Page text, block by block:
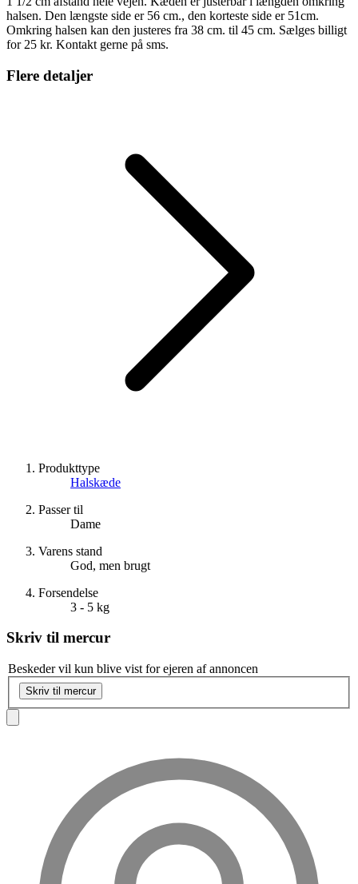
halsen. Den længste side er 56 cm., den korteste side er 51cm.
Omkring halsen kan den justeres fra 38 cm. til 45 cm. Sælges billigt
for 25 kr. Kontakt gerne på sms.
Flere detaljer
Produkttype
Halskæde
Passer til
Dame
Varens stand
God, men brugt
Forsendelse
3 - 5 kg
Skriv til mercur
Beskeder vil kun blive vist for ejeren af annoncen
Skriv til mercur